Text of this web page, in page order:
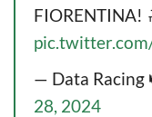
FIORENTINA!
— Data Racing
28, 2024